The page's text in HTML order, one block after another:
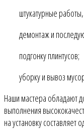
штукатурные
демонтаж и
подгонку плинтусов;
уборку и вывоз
Наши мастера обладают
выполнения
на установку составляет